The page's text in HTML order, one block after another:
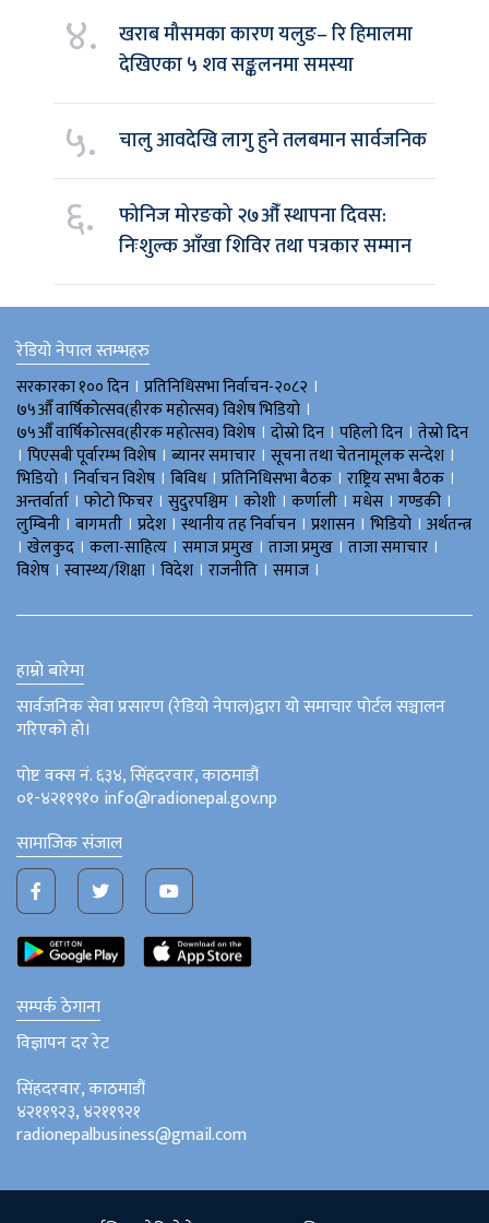
४.
खराब मौसमका कारण यलुङ– रि हिमालमा
देखिएका ५ शव सङ्कलनमा समस्या
५. चालु आवदेखि लागु हुने तलबमान सार्वजनिक
६.
फोनिज मोरङको २७औँ स्थापना दिवस:
निःशुल्क आँखा शिविर तथा पत्रकार सम्मान
रेडियो नेपाल स्तम्भहरु
सरकारका १०० दिन । प्रतिनिधिसभा निर्वाचन-२०८२ ।
७५औँ वार्षिकोत्सव(हीरक महोत्सव) विशेष भिडियाे ।
७५औँ वार्षिकोत्सव(हीरक महोत्सव) विशेष । दोस्रो दिन । पहिलो दिन । तेस्रो दिन
। पिएसबी पूर्वारम्भ विशेष । ब्यानर समाचार । सूचना तथा चेतनामूलक सन्देश ।
भिडियाे । निर्वाचन विशेष । बिविध। प्रतिनिधिसभा बैठक । राष्ट्रिय सभा बैठक ।
अन्तर्वार्ता । फोटो फिचर । सुदुरपश्चिम । काेशी । कर्णाली । मधेस । गण्डकी ।
लुम्बिनी । बागमती । प्रदेश । स्थानीय तह निर्वाचन । प्रशासन । भिडियो । अर्थतन्त्र
। खेलकुद । कला-साहित्य । समाज प्रमुख । ताजा प्रमुख । ताजा समाचार ।
विशेष । स्वास्थ्य/शिक्षा । विदेश । राजनीति । समाज ।
हाम्रो बारेमा
सार्वजनिक सेवा प्रसारण (रेडियो नेपाल)द्वारा यो समाचार पोर्टल सञ्चालन
गरिएको हो।
पोष्ट वक्स नं. ६३४, सिंहदरवार, काठमाडौं
०१-४२११९१० info@radionepal.gov.np
सामाजिक संजाल
सम्पर्क ठेगाना
विज्ञापन दर रेट
सिंहदरवार, काठमाडौं
४२११९२३, ४२११९२१
radionepalbusiness@gmail.com